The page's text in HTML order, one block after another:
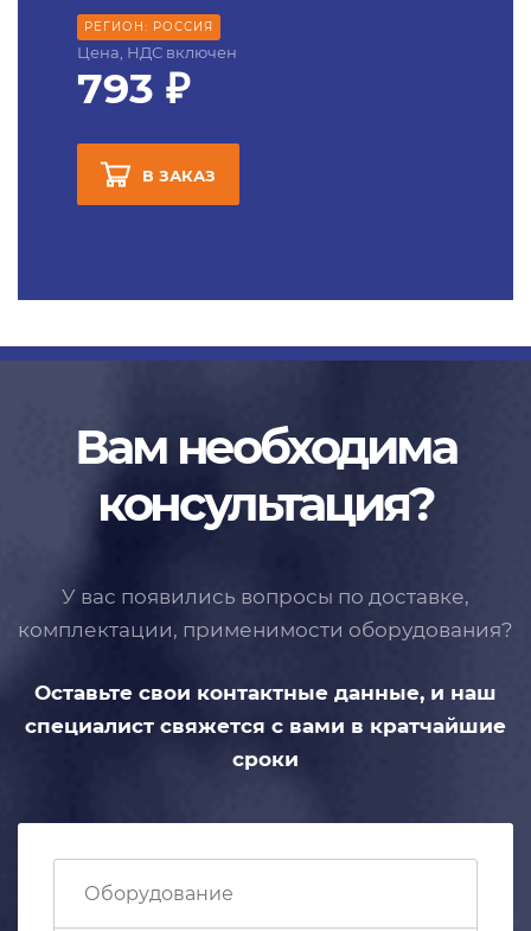
РЕГИОН: РОССИЯ
Цена, НДС включен
793 ₽
В ЗАКАЗ
Вам необходима
консультация?
У вас появились вопросы по доставке,
комплектации, применимости оборудования?
Оставьте свои контактные данные, и наш
специалист свяжется с вами в кратчайшие
сроки